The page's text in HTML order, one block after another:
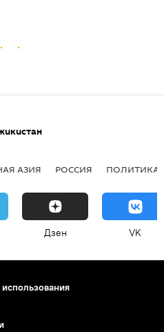
АЗИЯ РОССИЯ ПОЛИТИКА
Дзен VK